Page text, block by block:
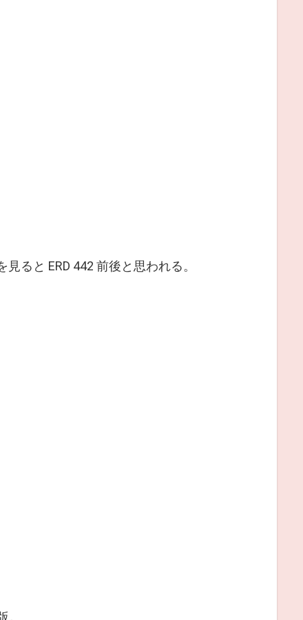
ると ERD 442 前後と思われる。
。